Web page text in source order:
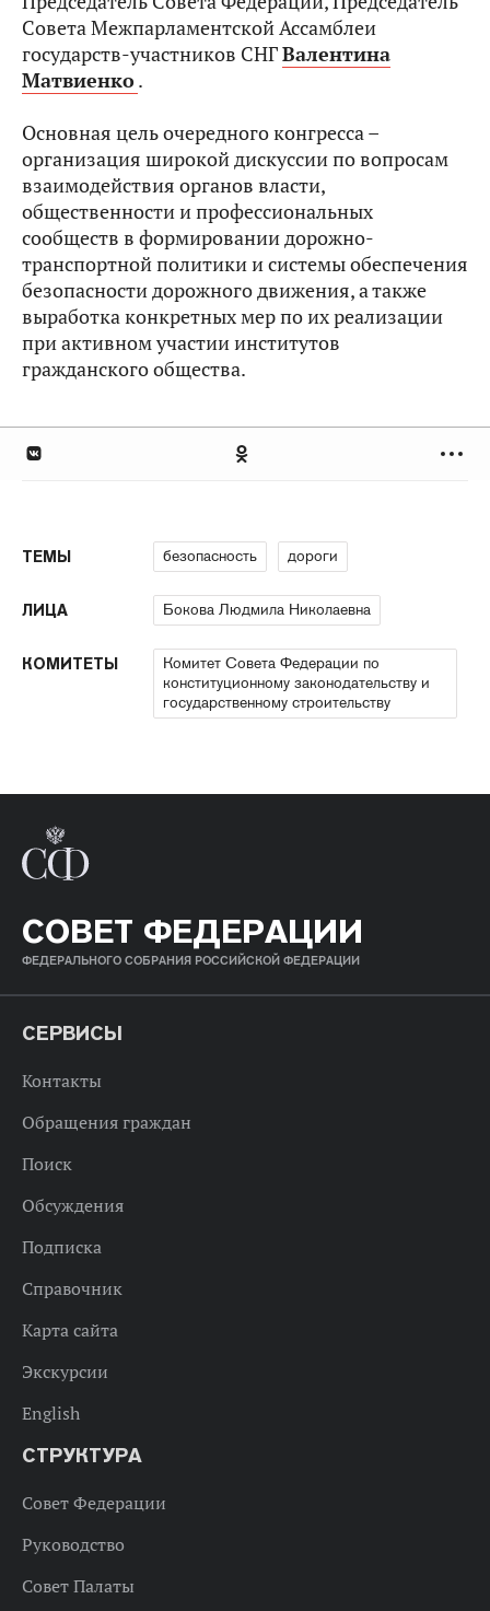
Совета Межпарламентской Ассамблеи
государств-участников СНГВалентина
Матвиенко.
Основная цель очередного конгресса –
организация широкой дискуссии по вопросам
взаимодействия органов власти,
общественности и профессиональных
сообществ в формировании дорожно-
транспортной политики и системы обеспечения
безопасности дорожного движения, а также
выработка конкретных мер по их реализации
при активном участии институтов
гражданского общества.
ТЕМЫ безопасность дороги
ЛИЦА Бокова Людмила Николаевна
КОМИТЕТЫ
Комитет Совета Федерации по
конституционному законодательству и
государственному строительству
СОВЕТ ФЕДЕРАЦИИ
ФЕДЕРАЛЬНОГО СОБРАНИЯ РОССИЙСКОЙ ФЕДЕРАЦИИ
СЕРВИСЫ
Контакты
Обращения граждан
Поиск
Обсуждения
Подписка
Справочник
Карта сайта
Экскурсии
English
СТРУКТУРА
Совет Федерации
Руководство
Совет Палаты